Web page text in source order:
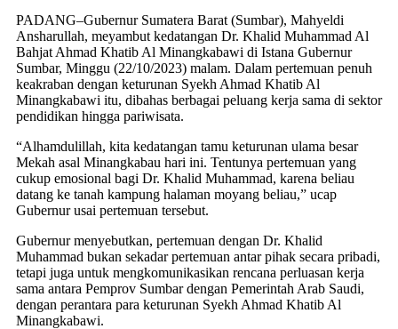
PADANG–Gubernur Sumatera Barat (Sumbar), Mahyeldi
Ansharullah, meyambut kedatangan Dr. Khalid Muhammad Al
Bahjat Ahmad Khatib Al Minangkabawi di Istana Gubernur
Sumbar, Minggu (22/10/2023) malam. Dalam pertemuan penuh
keakraban dengan keturunan Syekh Ahmad Khatib Al
Minangkabawi itu, dibahas berbagai peluang kerja sama di sektor
pendidikan hingga pariwisata.
“Alhamdulillah, kita kedatangan tamu keturunan ulama besar
Mekah asal Minangkabau hari ini. Tentunya pertemuan yang
cukup emosional bagi Dr. Khalid Muhammad, karena beliau
datang ke tanah kampung halaman moyang beliau,” ucap
Gubernur usai pertemuan tersebut.
Gubernur menyebutkan, pertemuan dengan Dr. Khalid
Muhammad bukan sekadar pertemuan antar pihak secara pribadi,
tetapi juga untuk mengkomunikasikan rencana perluasan kerja
sama antara Pemprov Sumbar dengan Pemerintah Arab Saudi,
dengan perantara para keturunan Syekh Ahmad Khatib Al
Minangkabawi.